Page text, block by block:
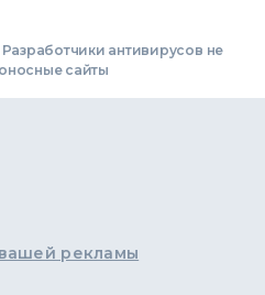
Разработчики антивирусов не
сайты
рекламы